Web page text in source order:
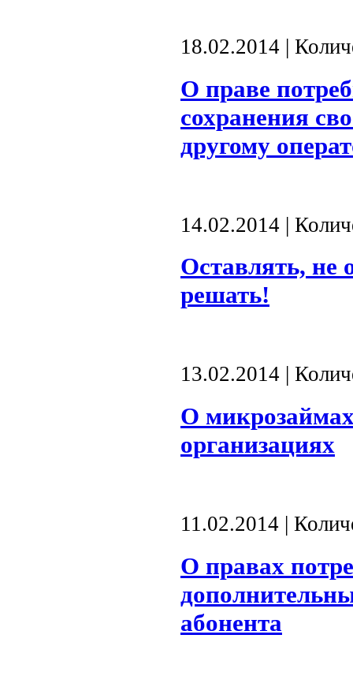
18.02.2014 |
О праве
сохранения
другому
14.02.2014 |
Оставлять, не
решать!
13.02.2014 |
О
организациях
11.02.2014 |
О правах
абонента